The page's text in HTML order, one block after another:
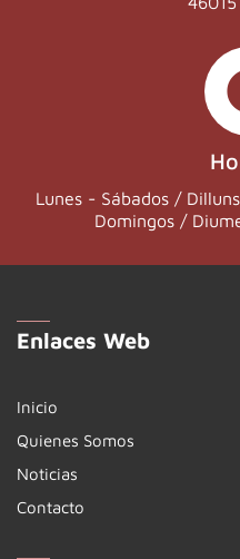
Lunes - Sábados /
Domingos /
Enlaces Web
Inicio
Quienes Somos
Noticias
Contacto